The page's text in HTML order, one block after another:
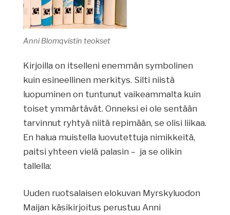
Anni Blomqvistin teokset
Kirjoilla on itselleni enemmän symbolinen
kuin esineellinen merkitys. Silti niistä
luopuminen on tuntunut vaikeammalta kuin
toiset ymmärtävät. Onneksi ei ole sentään
tarvinnut ryhtyä niitä repimään, se olisi liikaa.
En halua muistella luovutettuja nimikkeitä,
paitsi yhteen vielä palasin – ja se olikin
tallella:
Uuden ruotsalaisen elokuvan Myrskyluodon
Maijan käsikirjoitus perustuu Anni